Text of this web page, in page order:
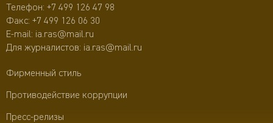
Телефон: +7 499 126 47 98
Факс: +7 499 126 06 30
E-mail: ia.ras@mail.ru
Для журналистов: ia.ras@mail.ru
Фирменный стиль
Противодействие коррупции
Пресс-релизы